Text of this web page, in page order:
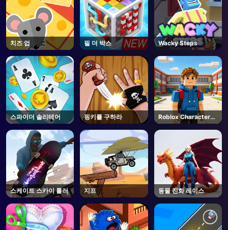
치즈 업 필 더 박스 Wacky Steps
스파이더 솔리테어 핑키를 구하라
Roblox Character
Generator
스케이트 스카이 롤러 지프 동물 진화 레이스